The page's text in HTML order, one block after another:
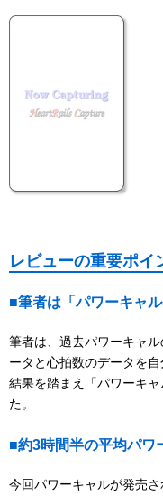
レビューの重要ポイ
■筆者は「パワーキャ
筆者は、過去パワーキャ
ータと心拍数のデータを
結果を踏まえ「パワーキ
た。
■約3時間半の平均パワ
今回パワーキャルが発売